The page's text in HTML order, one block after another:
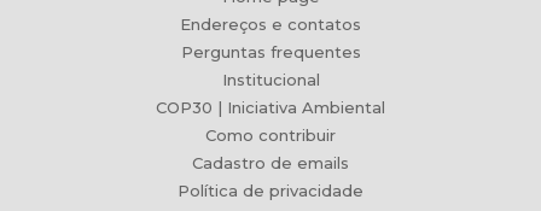
Endereços e contatos
Perguntas frequentes
Institucional
COP30 | Iniciativa Ambiental
Como contribuir
Cadastro de emails
Política de privacidade